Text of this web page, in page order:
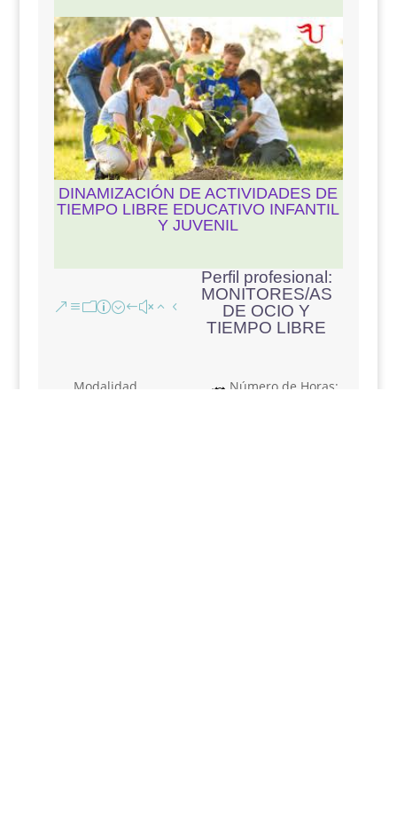
DINAMIZACIÓN DE ACTIVIDADES DE
TIEMPO LIBRE EDUCATIVO INFANTIL
Y JUVENIL
Perfil profesional :
MONITORES/AS
DE OCIO Y
TIEMPO LIBRE
Modalidad Número de Horas: